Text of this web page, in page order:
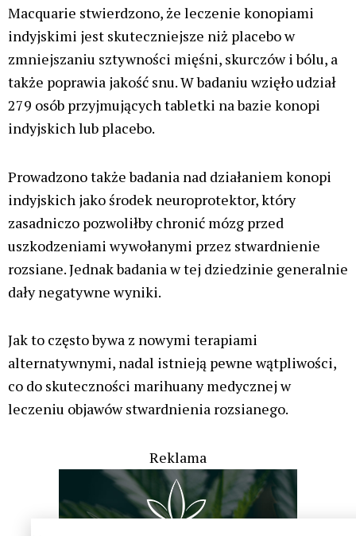
Macquarie stwierdzono, że leczenie konopiami
indyjskimi jest skuteczniejsze niż placebo w
zmniejszaniu sztywności mięśni, skurczów i bólu, a
także poprawia jakość snu. W badaniu wzięło udział
279 osób przyjmujących tabletki na bazie konopi
indyjskich lub placebo.
Prowadzono także badania nad działaniem konopi
indyjskich jako środek neuroprotektor, który
zasadniczo pozwoliłby chronić mózg przed
uszkodzeniami wywołanymi przez stwardnienie
rozsiane. Jednak badania w tej dziedzinie generalnie
dały negatywne wyniki.
Jak to często bywa z nowymi terapiami
alternatywnymi, nadal istnieją pewne wątpliwości,
co do skuteczności marihuany medycznej w
leczeniu objawów stwardnienia rozsianego.
Reklama